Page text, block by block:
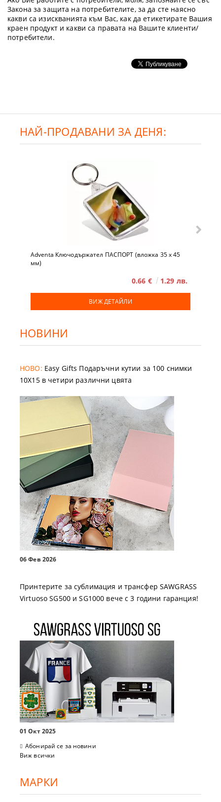
Закона за защита на потребителите, за да сте наясно
какви са изискванията към Вас, как да етикетирате Вашия
краен продукт и какви са правата на Вашите клиенти/
потребители.
НАЙ-ПРОДАВАНИ ЗА ДЕНЯ:
Adventa Ключодържател ПАСПОРТ (вложка 35 x 45
мм)
0.66 € 1.29 лв.
ВИЖ ДЕТАЙЛИ
НОВИНИ
НОВО: Easy Gifts Подаръчни кутии за 100 снимки
10X15 в четири различни цвята
06 Фев 2026
Принтерите за сублимация и трансфер SAWGRASS
Virtuoso SG500 и SG1000 вече с 3 години гаранция!
01 Окт 2025
Абонирай се за новини
Виж всички
МАРКИ